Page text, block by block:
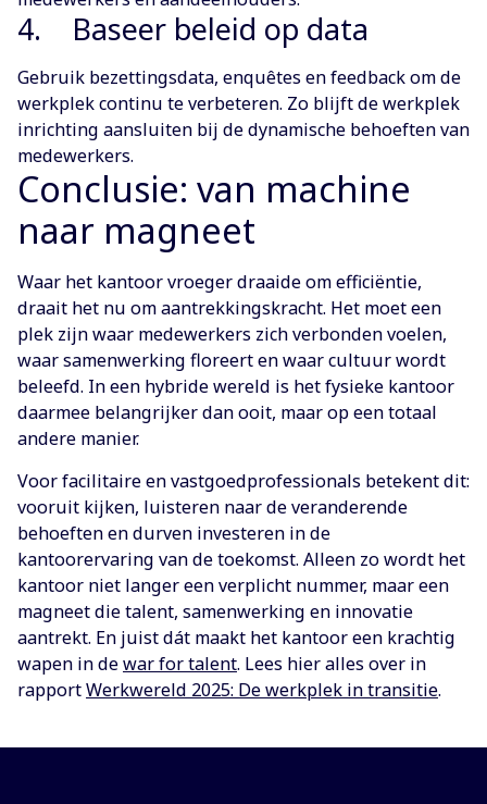
4. Baseer beleid op data
Gebruik bezettingsdata, enquêtes en feedback om de
werkplek continu te verbeteren. Zo blijft de werkplek
inrichting aansluiten bij de dynamische behoeften van
medewerkers.
Conclusie: van machine
naar magneet
Waar het kantoor vroeger draaide om efficiëntie,
draait het nu om aantrekkingskracht. Het moet een
plek zijn waar medewerkers zich verbonden voelen,
waar samenwerking floreert en waar cultuur wordt
beleefd. In een hybride wereld is het fysieke kantoor
daarmee belangrijker dan ooit, maar op een totaal
andere manier.
Voor facilitaire en vastgoedprofessionals betekent dit:
vooruit kijken, luisteren naar de veranderende
behoeften en durven investeren in de
kantoorervaring van de toekomst. Alleen zo wordt het
kantoor niet langer een verplicht nummer, maar een
magneet die talent, samenwerking en innovatie
aantrekt. En juist dát maakt het kantoor een krachtig
wapen in dewar for talent. Lees hier alles over in
rapportWerkwereld 2025: De werkplek in transitie.